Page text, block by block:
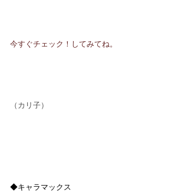
今すぐチェック！してみてね。
（カリ子）
◆キャラマックス